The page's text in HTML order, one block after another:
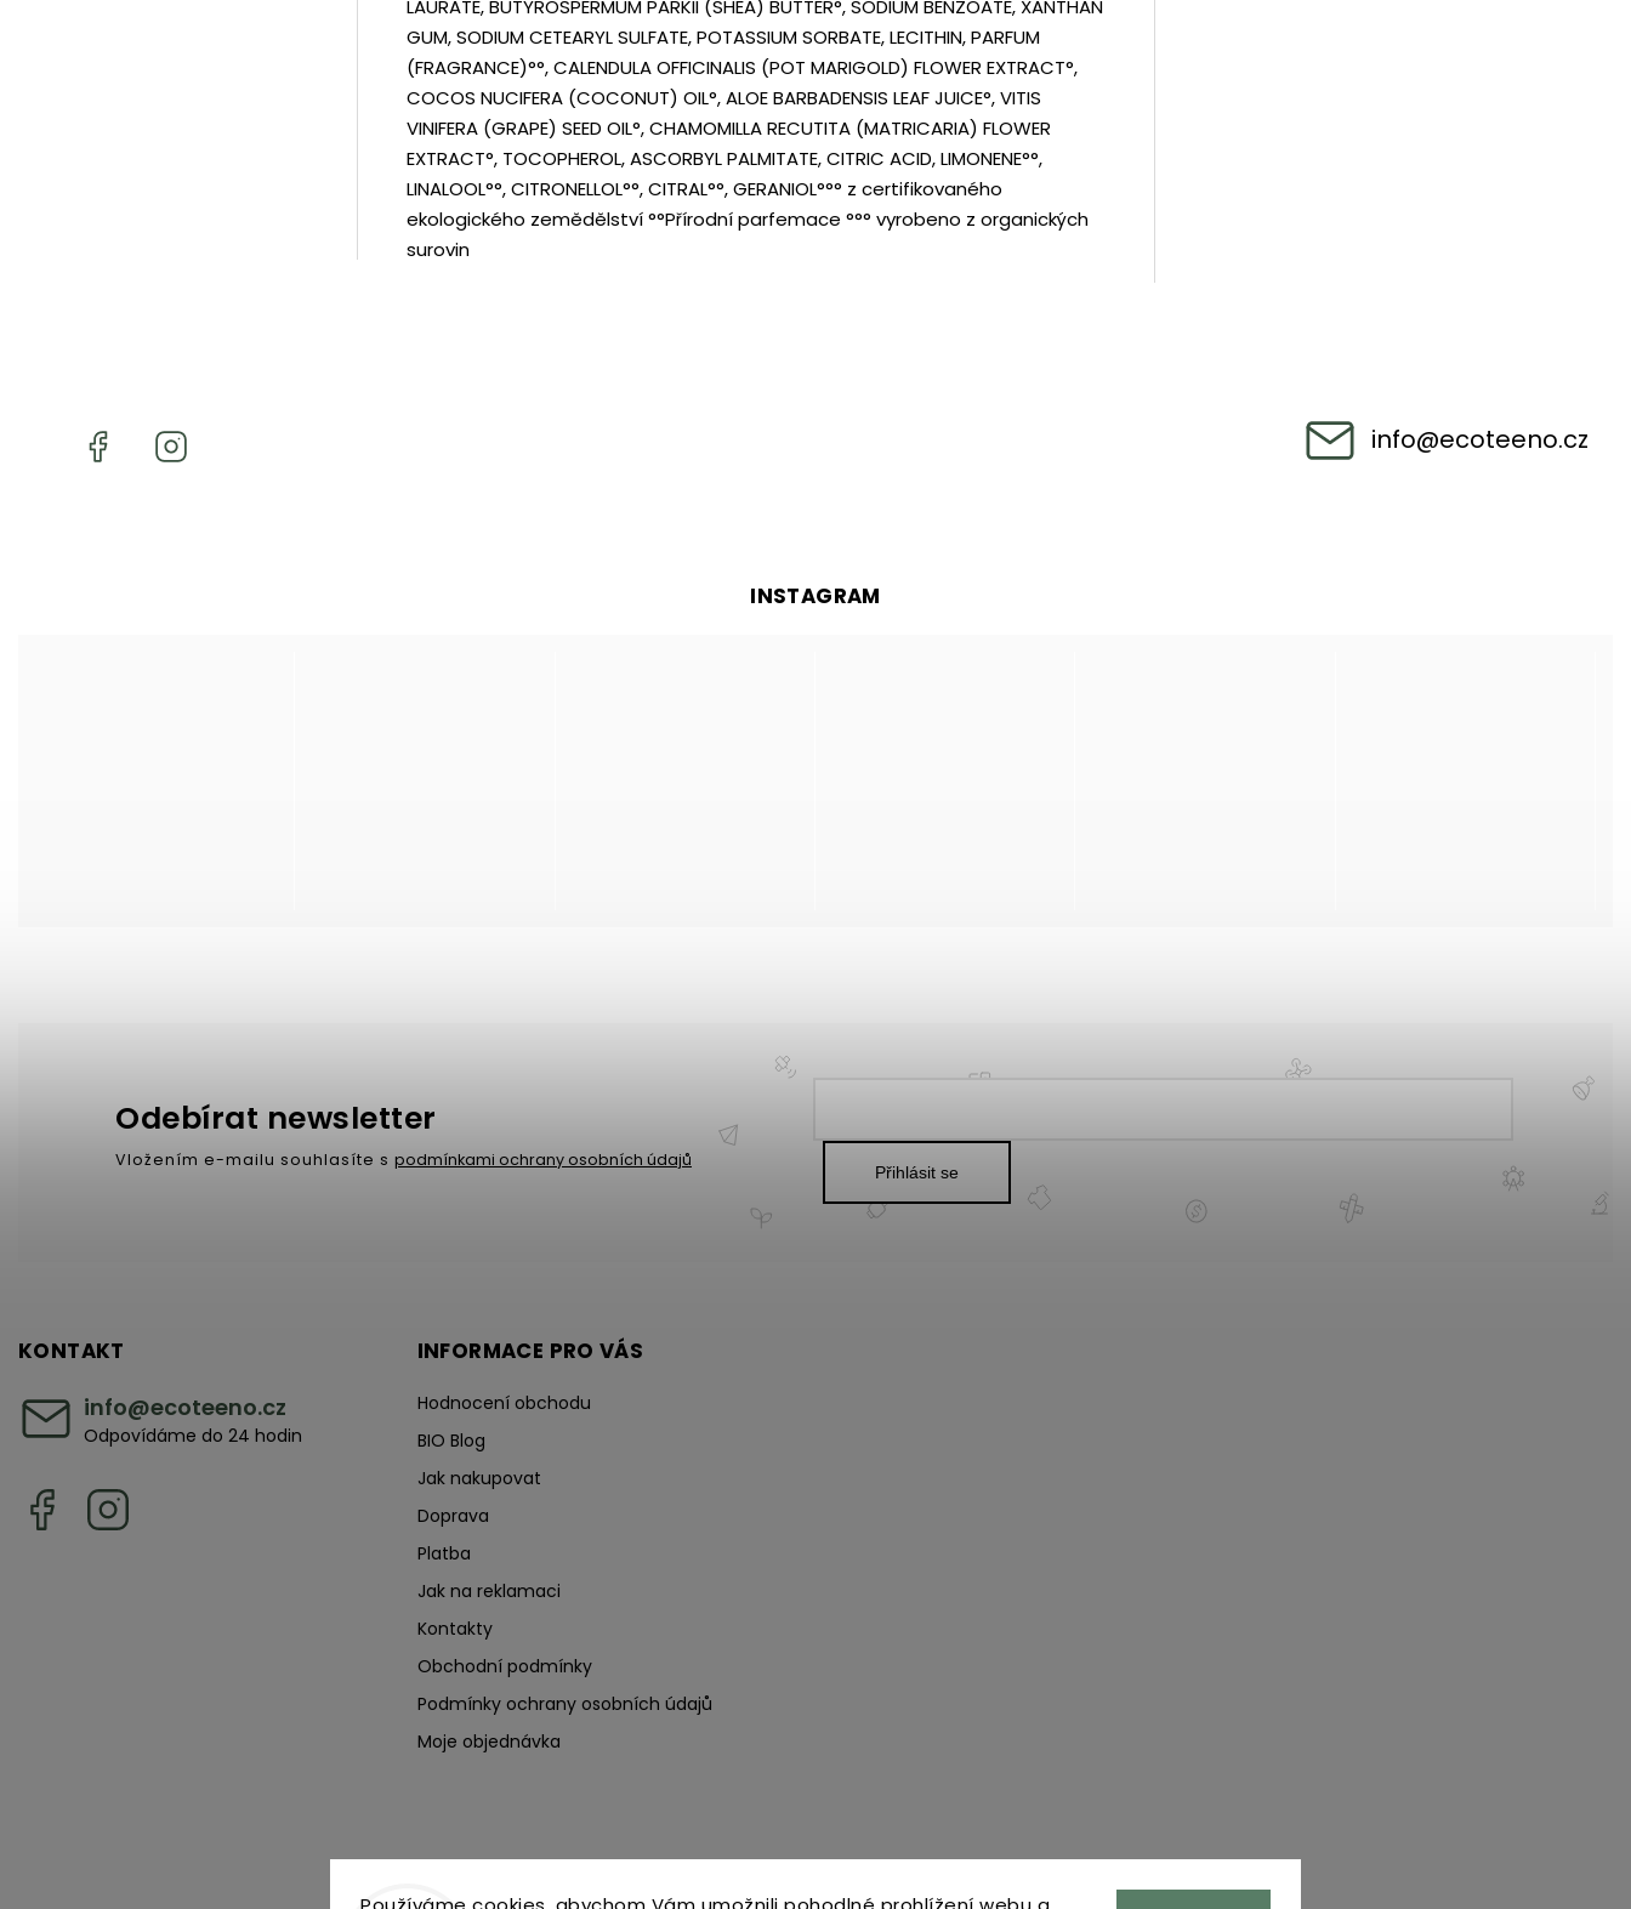
LAURATE, BUTYROSPERMUM PARKII (SHEA) BUTTER°, SODIUM BENZOATE, XANTHAN
GUM, SODIUM CETEARYL SULFATE, POTASSIUM SORBATE, LECITHIN, PARFUM
(FRAGRANCE)°°, CALENDULA OFFICINALIS (POT MARIGOLD) FLOWER EXTRACT°,
COCOS NUCIFERA (COCONUT) OIL°, ALOE BARBADENSIS LEAF JUICE°, VITIS
VINIFERA (GRAPE) SEED OIL°, CHAMOMILLA RECUTITA (MATRICARIA) FLOWER
EXTRACT°, TOCOPHEROL, ASCORBYL PALMITATE, CITRIC ACID, LIMONENE°°,
LINALOOL°°, CITRONELLOL°°, CITRAL°°, GERANIOL°°° z certifikovaného
ekologického zemědělství °°Přírodní parfemace °°° vyrobeno z organických
surovin
info@ecoteeno.cz
INSTAGRAM
KONTAKT
info@ecoteeno.cz
Odpovídáme do 24 hodin
Odebírat newsletter
Vložením e-mailu souhlasíte s podmínkami ochrany osobních údajů
Přihlásit se
INFORMACE PRO VÁS
Hodnocení obchodu
BIO Blog
Jak nakupovat
Doprava
Platba
Jak na reklamaci
Kontakty
Obchodní podmínky
Podmínky ochrany osobních údajů
Moje objednávka